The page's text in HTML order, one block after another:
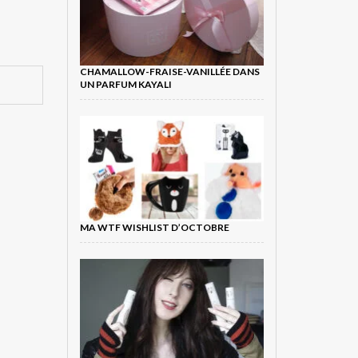
CHAMALLOW-FRAISE-VANILLÉE DANS
UN PARFUM KAYALI
MA WTF WISHLIST D’OCTOBRE